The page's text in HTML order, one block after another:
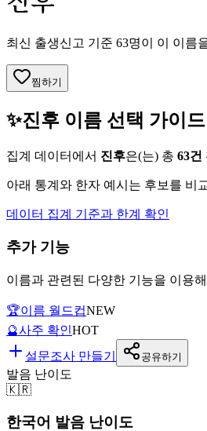
최신 출생신고 기준 63명이 이 이름
찜하기
✨진후 이름 선택 가이드
집계 데이터에서 진후은(는) 총 63건
아래 통계와 한자 예시는 후보를 비
데이터 집계 기준과 한계 확인
추가 기능
이름과 관련된 다양한 기능을 이용
🏆이름 월드컵NEW
🔮사주 확인HOT
설문조사 만들기
공유하기
발음 난이도
🇰🇷
한국어 발음 난이도